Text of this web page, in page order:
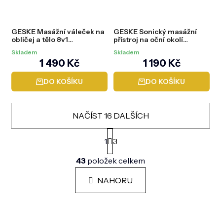
GESKE Masážní váleček na
obličej a tělo 8v1
DermaRoller) Starlight
Skladem
1 490 Kč
DO KOŠÍKU
GESKE Sonický masážní
přístroj na oční okolí
6v1 (Warm&Cool Energizer)
Skladem
1 190 Kč
DO KOŠÍKU
O
v
l
á
NAČÍST 16 DALŠÍCH
S
t
á
n
o
v
1
3
43 položek celkem
NAHORU